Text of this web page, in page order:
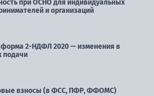
при ОСНО для индивидуальных
и организаций
2-НДФЛ 2020 — изменения в
подачи
взносы (в ФСС, ПФР, ФФОМС)